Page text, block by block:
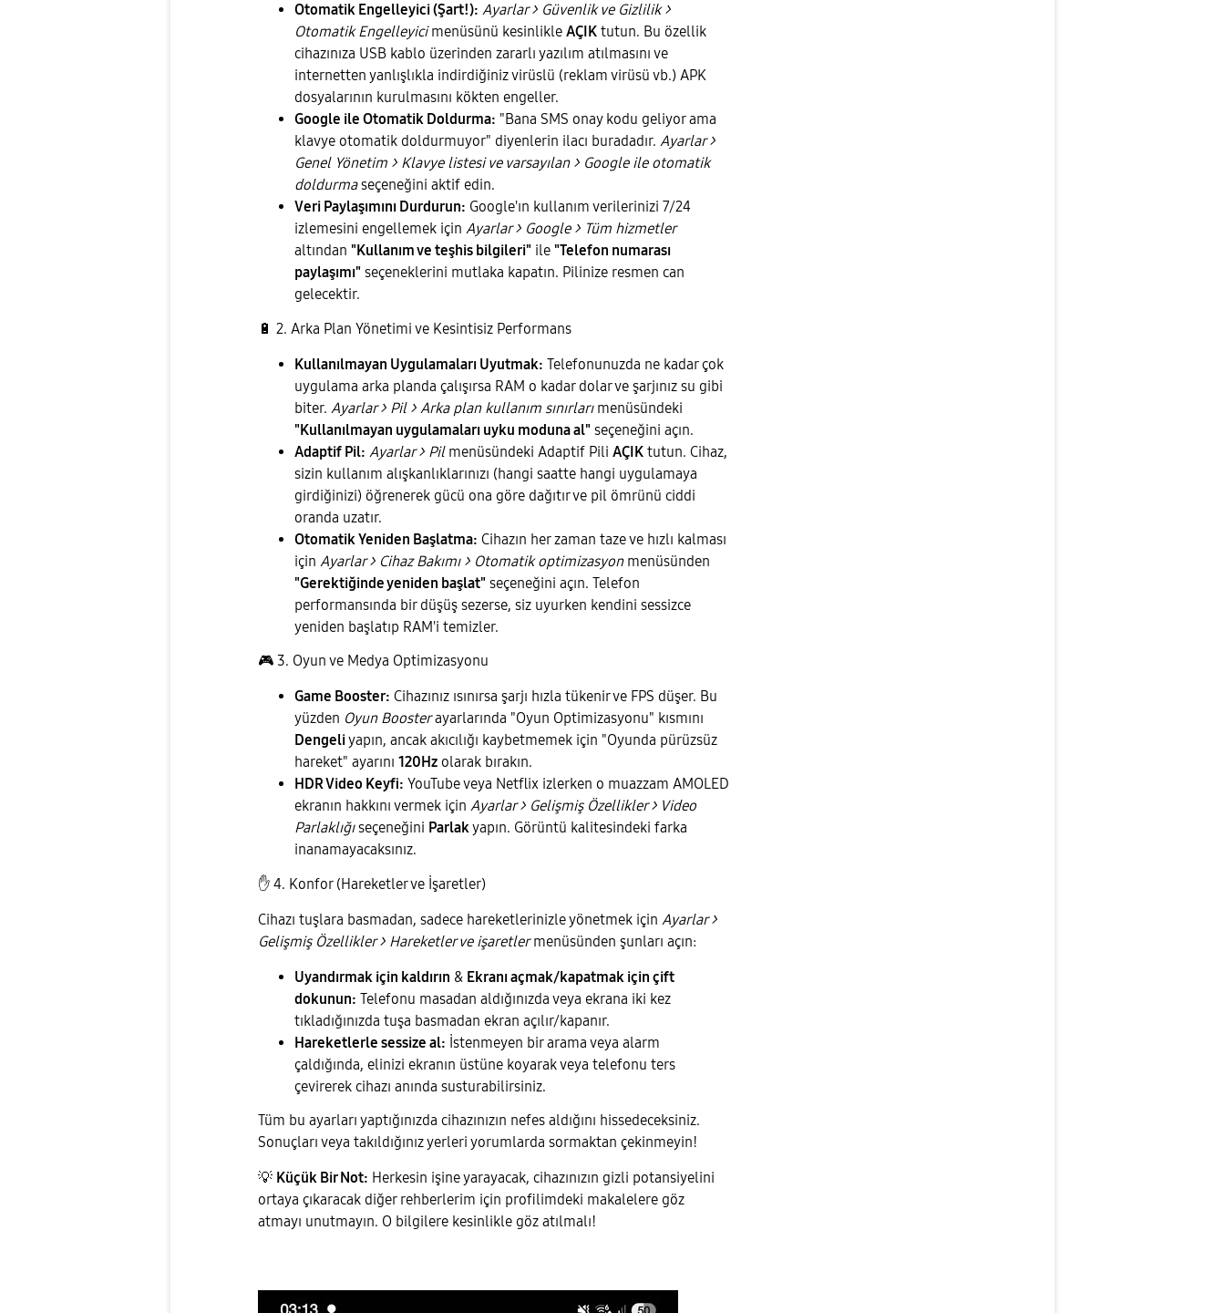
Otomatik Engelleyici (Şart!): Ayarlar > Güvenlik ve Gizlilik >
Otomatik Engelleyicimenüsünü kesinlikle AÇIK tutun. Bu özellik
cihazınıza USB kablo üzerinden zararlı yazılım atılmasını ve
internetten yanlışlıkla indirdiğiniz virüslü (reklam virüsü vb.) APK
dosyalarının kurulmasını kökten engeller.
Google ile Otomatik Doldurma: "Bana SMS onay kodu geliyor ama
klavye otomatik doldurmuyor" diyenlerin ilacı buradadır. Ayarlar >
Genel Yönetim > Klavye listesi ve varsayılan > Google ile otomatik
doldurmaseçeneğini aktif edin.
Veri Paylaşımını Durdurun: Google'ın kullanım verilerinizi 7/24
izlemesini engellemek için Ayarlar > Google > Tüm hizmetler
altından "Kullanım ve teşhis bilgileri" ile "Telefon numarası
paylaşımı" seçeneklerini mutlaka kapatın. Pilinize resmen can
gelecektir.
🔋 2. Arka Plan Yönetimi ve Kesintisiz Performans
Kullanılmayan Uygulamaları Uyutmak: Telefonunuzda ne kadar çok
uygulama arka planda çalışırsa RAM o kadar dolar ve şarjınız su gibi
biter. Ayarlar > Pil > Arka plan kullanım sınırlarımenüsündeki
"Kullanılmayan uygulamaları uyku moduna al" seçeneğini açın.
Adaptif Pil: Ayarlar > Pilmenüsündeki Adaptif Pili AÇIK tutun. Cihaz,
sizin kullanım alışkanlıklarınızı (hangi saatte hangi uygulamaya
girdiğinizi) öğrenerek gücü ona göre dağıtır ve pil ömrünü ciddi
oranda uzatır.
Otomatik Yeniden Başlatma: Cihazın her zaman taze ve hızlı kalması
için Ayarlar > Cihaz Bakımı > Otomatik optimizasyonmenüsünden
"Gerektiğinde yeniden başlat" seçeneğini açın. Telefon
performansında bir düşüş sezerse, siz uyurken kendini sessizce
yeniden başlatıp RAM'i temizler.
🎮 3. Oyun ve Medya Optimizasyonu
Game Booster: Cihazınız ısınırsa şarjı hızla tükenir ve FPS düşer. Bu
yüzden Oyun Boosterayarlarında "Oyun Optimizasyonu" kısmını
Dengeliyapın, ancak akıcılığı kaybetmemek için "Oyunda pürüzsüz
hareket" ayarını 120Hz olarak bırakın.
HDR Video Keyfi: YouTube veya Netflix izlerken o muazzam AMOLED
ekranın hakkını vermek için Ayarlar > Gelişmiş Özellikler > Video
Parlaklığıseçeneğini Parlakyapın. Görüntü kalitesindeki farka
inanamayacaksınız.
✋ 4. Konfor (Hareketler ve İşaretler)
​Cihazı tuşlara basmadan, sadece hareketlerinizle yönetmek için Ayarlar >
Gelişmiş Özellikler > Hareketler ve işaretlermenüsünden şunları açın:
Uyandırmak için kaldırın & Ekranı açmak/kapatmak için çift
dokunun: Telefonu masadan aldığınızda veya ekrana iki kez
tıkladığınızda tuşa basmadan ekran açılır/kapanır.
Hareketlerle sessize al: İstenmeyen bir arama veya alarm
çaldığında, elinizi ekranın üstüne koyarak veya telefonu ters
çevirerek cihazı anında susturabilirsiniz.
​Tüm bu ayarları yaptığınızda cihazınızın nefes aldığını hissedeceksiniz.
Sonuçları veya takıldığınız yerleri yorumlarda sormaktan çekinmeyin!
💡 Küçük Bir Not: Herkesin işine yarayacak, cihazınızın gizli potansiyelini
ortaya çıkaracak diğer rehberlerim için profilimdeki makalelere göz
atmayı unutmayın. O bilgilere kesinlikle göz atılmalı!